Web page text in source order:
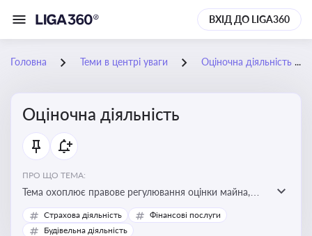
ВХІД ДО LIGA360
Головна Теми в центрі уваги Оціночна діяльність
Оціночна діяльність
ПРО ЩО ТЕМА:
Тема охоплює правове регулювання оцінки майна,
майнових прав і професійної діяльності оцінювачів,
включно з кваліфікаційними вимогами, звітністю та
Страхова діяльність
Фінансові послуги
Будівельна діяльність